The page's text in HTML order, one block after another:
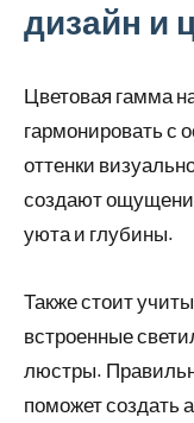
дизайн и
Цветовая гамма
гармонировать с
оттенки
создают
уюта и глубины.
Также стоит
встроенные
люстры.
поможет создать